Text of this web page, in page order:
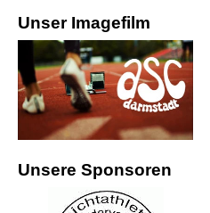
Unser Imagefilm
Unsere Sponsoren